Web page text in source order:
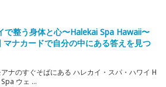
で整う身体と心〜Halekai Spa Hawaii〜
マナカードで自分の中にある答えを見つ
ナのすぐそばにある ハレカイ・スパ・ハワイ H
ウェ ...